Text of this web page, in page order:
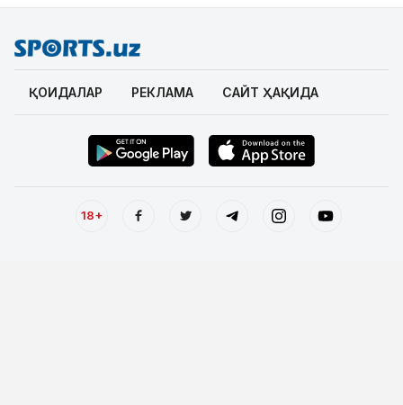
ҚОИДАЛАР РЕКЛАМА САЙТ ҲАҚИДА
18+